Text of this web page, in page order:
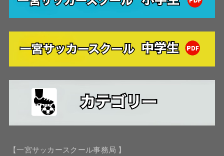
【一宮サッカースクール事務局 】